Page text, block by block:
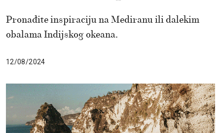
Pronađite inspiraciju na Mediranu ili dalekim
obalama Indijskog okeana.
12/08/2024